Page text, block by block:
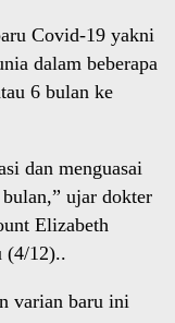
Covid-19 yakni
dalam beberapa
6 bulan ke
dan menguasai
ujar dokter
Elizabeth
(4/12)..
varian baru ini